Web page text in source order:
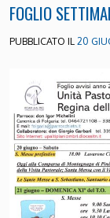
FOGLIO
PUBBLICATO IL20